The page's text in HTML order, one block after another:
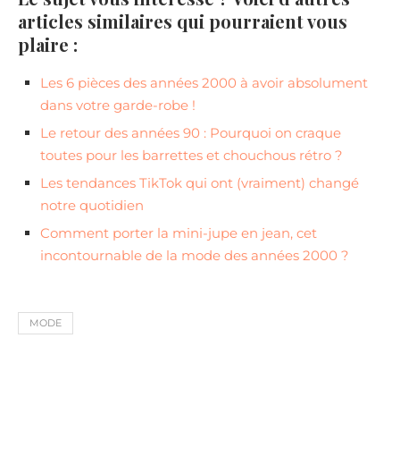
articles similaires qui pourraient vous
plaire :
Les 6 pièces des années 2000 à avoir absolument
dans votre garde-robe !
Le retour des années 90 : Pourquoi on craque
toutes pour les barrettes et chouchous rétro ?
Les tendances TikTok qui ont (vraiment) changé
notre quotidien
Comment porter la mini-jupe en jean, cet
incontournable de la mode des années 2000 ?
MODE